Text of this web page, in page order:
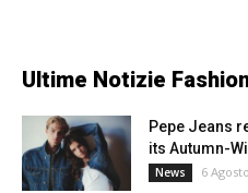
Ultime Notizie
Pepe Jeans
its Autumn-
News 6